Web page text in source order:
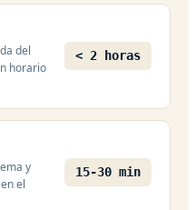
del
horario
< 2 horas
y
el
15-30 min